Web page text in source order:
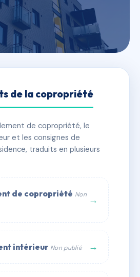
CORSE
🏠 31 lots 🏗 1 bâtiment(s)
Digital
de la copropriété
de copropriété, le
et les consignes de
traduits en plusieurs
de copropriété Non →
intérieur Non publié →